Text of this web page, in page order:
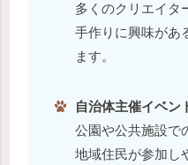
多くのクリエイタ
手作りに興味があ
ます。
自治体主催イベン
公園や公共施設で
地域住民が参加し